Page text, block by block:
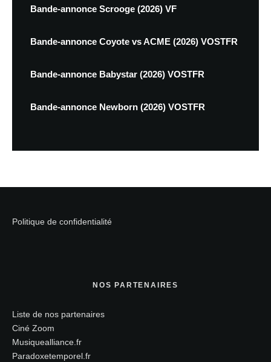
Bande-annonce Scrooge (2026) VF
Bande-annonce Coyote vs ACME (2026) VOSTFR
Bande-annonce Babystar (2026) VOSTFR
Bande-annonce Newborn (2026) VOSTFR
Politique de confidentialité
NOS PARTENAIRES
Liste de nos partenaires
Ciné Zoom
Musiquealliance.fr
Paradoxetemporel.fr